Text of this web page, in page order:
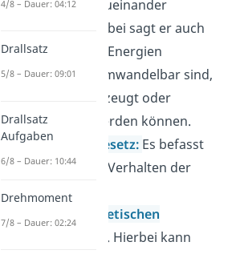
wie sie sich zueinander
verhalten. Dabei sagt er auch
aus, dass die Energien
ineinander umwandelbar sind,
aber nicht erzeugt oder
vernichtet werden können.
Lenzsches Gesetz: Es befasst
sich mit dem Verhalten der
Energie bei
elektromagnetischen
. Hierbei kann
4/8 – Dauer: 04:12
Drallsatz
5/8 – Dauer: 09:01
Drallsatz
Aufgaben
6/8 – Dauer: 10:44
Drehmoment
7/8 – Dauer: 02:24